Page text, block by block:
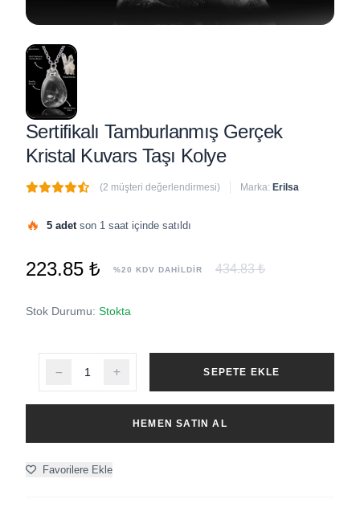
Sertifikalı Tamburlanmış Gerçek
Kristal Kuvars Taşı Kolye
(2 müşteri değerlendirmesi) Marka: Erilsa
🔥 5 adet son 1 saat içinde satıldı
223.85 ₺ %20 KDV DAHİLDİR 434.83 ₺
Stok Durumu: Stokta
SEPETE EKLE
HEMEN SATIN AL
Favorilere Ekle